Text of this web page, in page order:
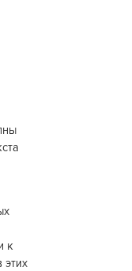
к
этих